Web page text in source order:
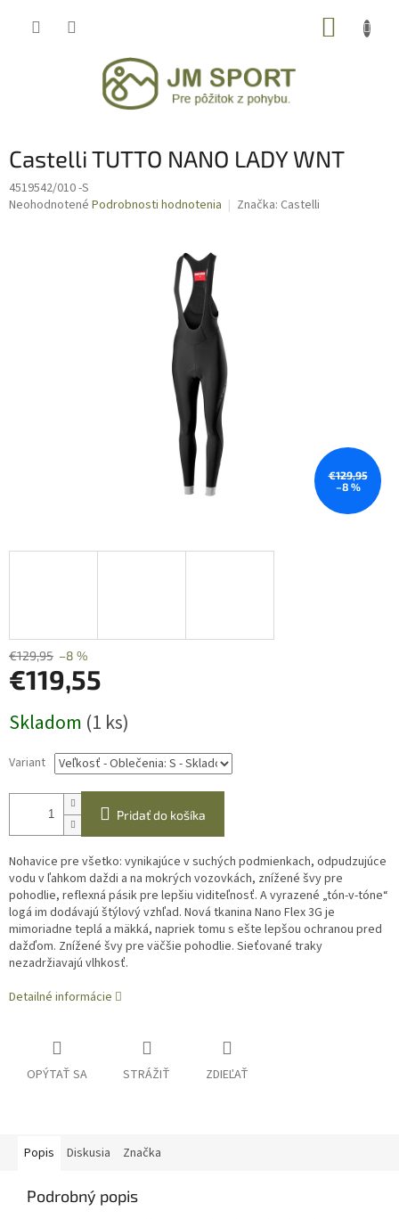
Castelli TUTTO NANO LADY WNT
4519542/010 -S
Priemerné
Neohodnotené Podrobnosti hodnotenia Značka: Castelli
€129,95
–8 %
€129,95 –8 %
€119,55
cena:
Skladom (1 ks)
Variant
Pridať do košíka
Nohavice pre všetko: vynikajúce v suchých podmienkach, odpudzujúce
vodu v ľahkom daždi a na mokrých vozovkách, znížené švy pre
pohodlie, reflexná pásik pre lepšiu viditeľnosť. A vyrazené „tón-v-tóne“
logá im dodávajú štýlový vzhľad. Nová tkanina Nano Flex 3G je
mimoriadne teplá a mäkká, napriek tomu s ešte lepšou ochranou pred
dažďom. Znížené švy pre väčšie pohodlie. Sieťované traky
nezadržiavajú vlhkosť.
Detailné informácie
OPÝTAŤ SA STRÁŽIŤ ZDIEĽAŤ
Popis Diskusia Značka
Podrobný popis